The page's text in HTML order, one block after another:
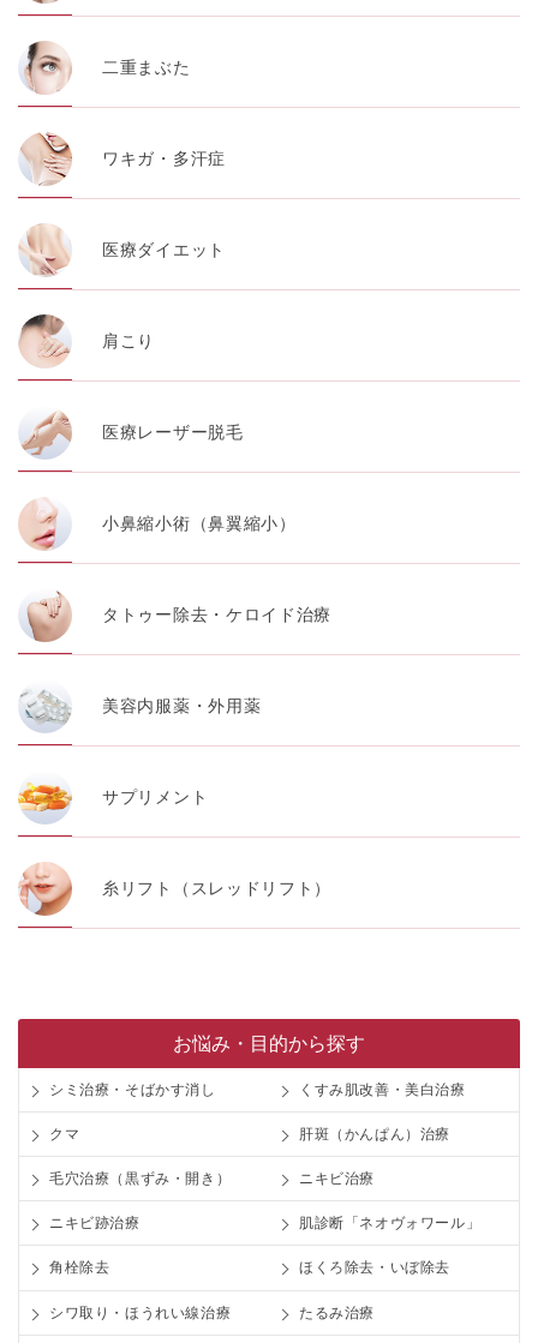
二重まぶた
ワキガ・多汗症
医療ダイエット
肩こり
医療レーザー脱毛
小鼻縮小術（鼻翼縮小）
タトゥー除去・ケロイド治療
美容内服薬・外用薬
サプリメント
糸リフト（スレッドリフト）
お悩み・目的から探す
シミ治療・そばかす消し くすみ肌改善・美白治療
クマ 肝斑（かんぱん）治療
毛穴治療（黒ずみ・開き） ニキビ治療
ニキビ跡治療 肌診断「ネオヴォワール」
角栓除去 ほくろ除去・いぼ除去
シワ取り・ほうれい線治療 たるみ治療